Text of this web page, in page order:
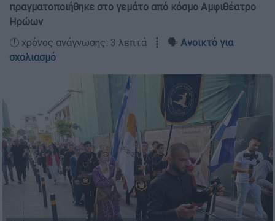
πραγματοποιήθηκε στο γεμάτο από κόσμο Αμφιθέατρο
Ηρώων
🕛 χρόνος ανάγνωσης: 3 λεπτά ┋ 🗣️ Ανοικτό για
σχολιασμό